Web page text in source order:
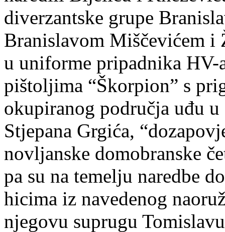
diverzantske grupe
Branislavom Miščevićem
u uniforme pripadnika HV-
pištoljima “Škorpion” s
okupiranog područja uđu
Stjepana Grgića,
novljanske domobranske
pa su na temelju naredbe
hicima iz navedenog
njegovu suprugu